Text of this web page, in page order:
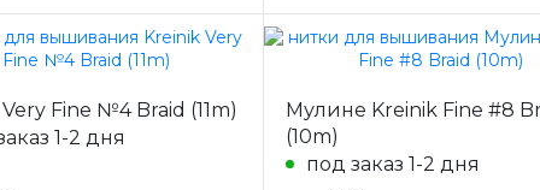
Kreinik
США
50 м.
металлизированный
Бренд
Страна-
производитель
Состав
Fine №4 Braid (11m)
1-2 дня
Мулине Kreinik Fine #8
(10m)
под заказ 1-2 дня